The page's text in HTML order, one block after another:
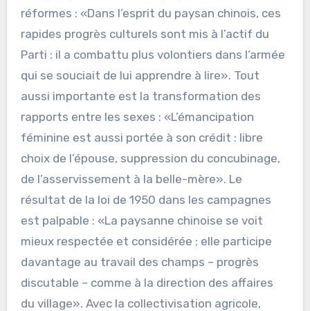
réformes : «Dans l’esprit du paysan chinois, ces
rapides progrès culturels sont mis à l’actif du
Parti : il a combattu plus volontiers dans l’armée
qui se souciait de lui apprendre à lire». Tout
aussi importante est la transformation des
rapports entre les sexes : «L’émancipation
féminine est aussi portée à son crédit : libre
choix de l’épouse, suppression du concubinage,
de l’asservissement à la belle-mère». Le
résultat de la loi de 1950 dans les campagnes
est palpable : «La paysanne chinoise se voit
mieux respectée et considérée ; elle participe
davantage au travail des champs – progrès
discutable – comme à la direction des affaires
du village». Avec la collectivisation agricole,